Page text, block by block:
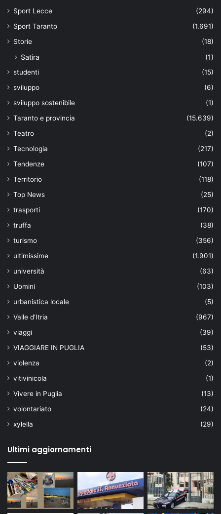
Sport Lecce
(294)
Sport Taranto
(1.691)
Storie
(18)
Satira (1)
studenti
(15)
sviluppo
(6)
sviluppo sostenibile
(1)
Taranto e provincia
(15.639)
Teatro
(2)
Tecnologia
(217)
Tendenze
(107)
Territorio
(118)
Top News
(25)
trasporti
(170)
truffa
(38)
turismo
(356)
ultimissime
(1.901)
università
(63)
Uomini
(103)
urbanistica locale
(5)
Valle d'Itria
(967)
viaggi
(39)
VIAGGIARE IN PUGLIA
(53)
violenza
(2)
vitivinicola
(1)
Vivere in Puglia
(13)
volontariato
(24)
xylella
(29)
Ultimi aggiornamenti